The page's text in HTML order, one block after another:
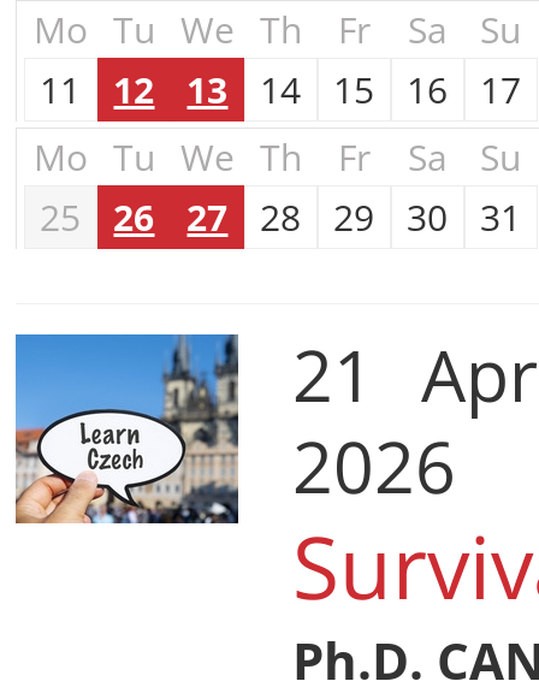
Mo Tu We Th Fr Sa
Su
11
12 13 14 15 16
17
Mo Tu We Th Fr Sa
Su
25
26 27 28 29 30 31
21
2026
Ph.D.